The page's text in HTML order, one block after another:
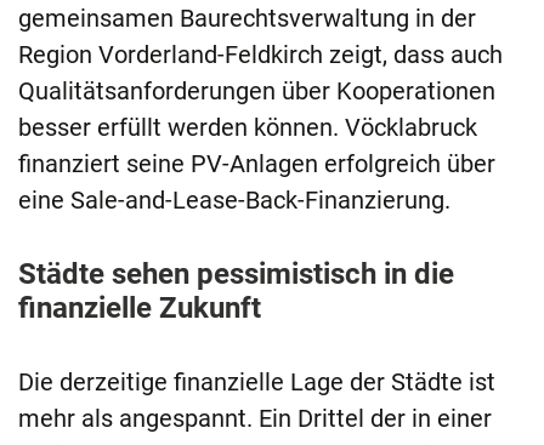
gemeinsamen Baurechtsverwaltung in der
Region Vorderland-Feldkirch zeigt, dass auch
Qualitätsanforderungen über Kooperationen
besser erfüllt werden können. Vöcklabruck
finanziert seine PV-Anlagen erfolgreich über
eine Sale-and-Lease-Back-Finanzierung.
Städte sehen pessimistisch in die
finanzielle Zukunft
Die derzeitige finanzielle Lage der Städte ist
mehr als angespannt. Ein Drittel der in einer